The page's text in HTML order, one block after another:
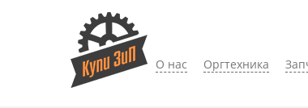
О нас Оргтехника